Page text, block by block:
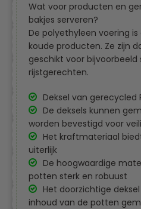
Wat voor producten en
bakjes serveren?
De polyethyleen voering
koude producten. Ze zijn
geschikt voor bijvoorbeeld
rijstgerechten.
Deksel van gerecycled
De deksels kunnen
worden bevestigd voor
Het kraftmateriaal
uiterlijk
De hoogwaardige
potten sterk en robuust
Het doorzichtige
inhoud van de potten